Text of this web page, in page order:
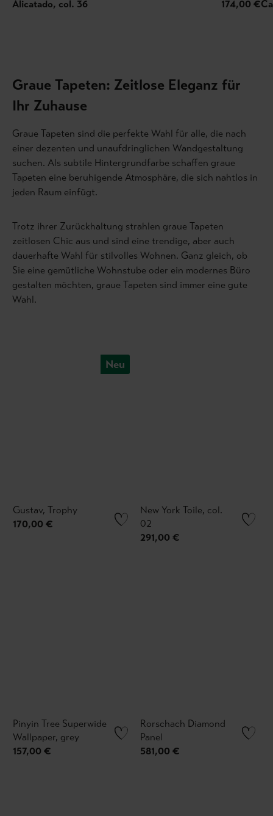
Alicatado, col. 36 174,00 €
Graue Tapeten: Zeitlose Eleganz für
Ihr Zuhause
Graue Tapeten sind die perfekte Wahl für alle, die nach
einer dezenten und unaufdringlichen Wandgestaltung
suchen. Als subtile Hintergrundfarbe schaffen graue
Tapeten eine beruhigende Atmosphäre, die sich nahtlos in
jeden Raum einfügt.
Trotz ihrer Zurückhaltung strahlen graue Tapeten
zeitlosen Chic aus und sind eine trendige, aber auch
dauerhafte Wahl für stilvolles Wohnen. Ganz gleich, ob
Sie eine gemütliche Wohnstube oder ein modernes Büro
gestalten möchten, graue Tapeten sind immer eine gute
Wahl.
Neu
Gustav, Trophy
170,00 €
New York Toile, col.
02
291,00 €
Pinyin Tree Superwide
Wallpaper, grey
157,00 €
Rorschach Diamond
Panel
581,00 €